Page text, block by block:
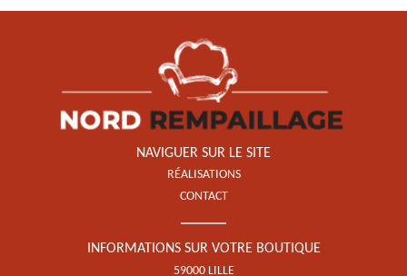
Restauration de fauteuil,
chaise et siège 59
NAVIGUER SUR LE SITE
RÉALISATIONS
CONTACT
INFORMATIONS SUR VOTRE BOUTIQUE
59000 LILLE